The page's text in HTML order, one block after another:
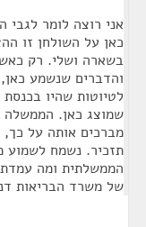
אני רוצה לומר
כאן על השולחן זו
בשארה ושלי. רק
והדברים שנשמע
לטיוטות שהיו
שמוצג כאן. הממשלה
מברכים אותה על כך,
תזכיר. נשמח לשמוע
הממשלתית ומה
של משרד הבריאות